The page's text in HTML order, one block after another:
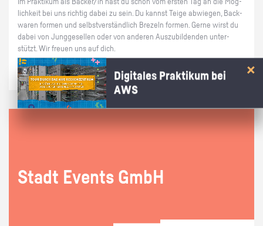
lich­keit bei uns rich­tig dabei zu sein. Du kannst Teige ab­wie­gen, Back­
wa­ren for­men und selbst­ver­ständ­lich Bre­zeln for­men. Gerne wirst du
dabei von Jung­ge­sel­len oder von an­de­ren Aus­zu­bil­den­den un­ter­
stützt. Wir freu­en uns auf dich.
Stadt Events GmbH
Digitales Praktikum bei
AWS